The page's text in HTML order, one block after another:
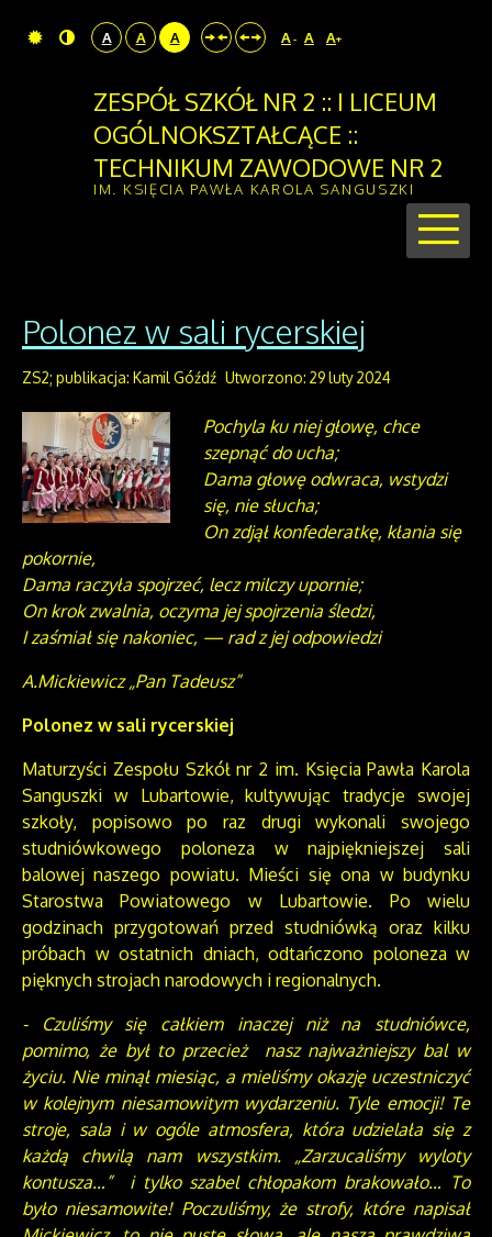
A A A A- A A+
ZESPÓŁ SZKÓŁ NR 2 :: I LICEUM
OGÓLNOKSZTAŁCĄCE ::
TECHNIKUM ZAWODOWE NR 2
IM. KSIĘCIA PAWŁA KAROLA SANGUSZKI
Polonez w sali rycerskiej
ZS2; publikacja: Kamil Góźdź Utworzono: 29 luty 2024
Pochyla ku niej głowę, chce
szepnąć do ucha;
Dama głowę odwraca, wstydzi
się, nie słucha;
On zdjął konfederatkę, kłania się
pokornie,
Dama raczyła spojrzeć, lecz milczy upornie;
On krok zwalnia, oczyma jej spojrzenia śledzi,
I zaśmiał się nakoniec, — rad z jej odpowiedzi
A.Mickiewicz „Pan Tadeusz”
Polonez w sali rycerskiej
Maturzyści Zespołu Szkół nr 2 im. Księcia Pawła Karola
Sanguszki w Lubartowie, kultywując tradycje swojej
szkoły, popisowo po raz drugi wykonali swojego
studniówkowego poloneza w najpiękniejszej sali
balowej naszego powiatu. Mieści się ona w budynku
Starostwa Powiatowego w Lubartowie. Po wielu
godzinach przygotowań przed studniówką oraz kilku
próbach w ostatnich dniach, odtańczono poloneza w
pięknych strojach narodowych i regionalnych.
- Czuliśmy się całkiem inaczej niż na studniówce,
pomimo, że był to przecież nasz najważniejszy bal w
życiu. Nie minął miesiąc, a mieliśmy okazję uczestniczyć
w kolejnym niesamowitym wydarzeniu. Tyle emocji! Te
stroje, sala i w ogóle atmosfera, która udzielała się z
każdą chwilą nam wszystkim. „Zarzucaliśmy wyloty
kontusza…” i tylko szabel chłopakom brakowało… To
było niesamowite! Poczuliśmy, że strofy, które napisał